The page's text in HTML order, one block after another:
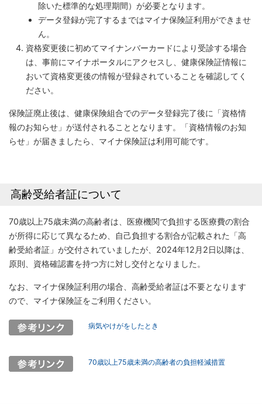
除いた標準的な処理期間）が必要となります。
データ登録が完了するまではマイナ保険証利用ができませ
ん。
資格変更後に初めてマイナンバーカードにより受診する場合
は、事前にマイナポータルにアクセスし、健康保険証情報に
おいて資格変更後の情報が登録されていることを確認してく
ださい。
保険証廃止後は、健康保険組合でのデータ登録完了後に「資格情
報のお知らせ」が送付されることとなります。「資格情報のお知
らせ」が届きましたら、マイナ保険証は利用可能です。
高齢受給者証について
70歳以上75歳未満の高齢者は、医療機関で負担する医療費の割合
が所得に応じて異なるため、自己負担する割合が記載された「高
齢受給者証」が交付されていましたが、2024年12月2日以降は、
原則、資格確認書を持つ方に対し交付となりました。
なお、マイナ保険証利用の場合、高齢受給者証は不要となります
ので、マイナ保険証をご利用ください。
病気やけがをしたとき
70歳以上75歳未満の高齢者の負担軽減措置